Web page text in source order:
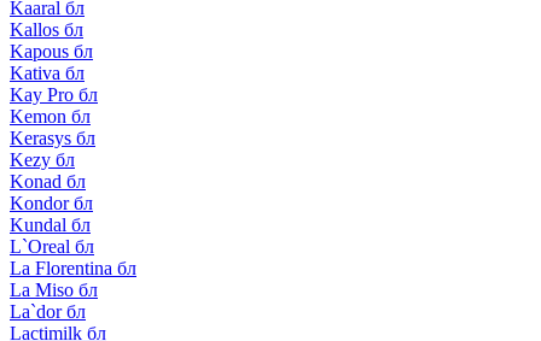
Kaaral бл
Kallos бл
Kapous бл
Kativa бл
Kay Pro бл
Kemon бл
Kerasys бл
Kezy бл
Konad бл
Kondor бл
Kundal бл
L`Oreal бл
La Florentina бл
La Miso бл
La`dor бл
Lactimilk бл